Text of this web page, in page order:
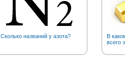
Сколько названий у азота?
В
всего